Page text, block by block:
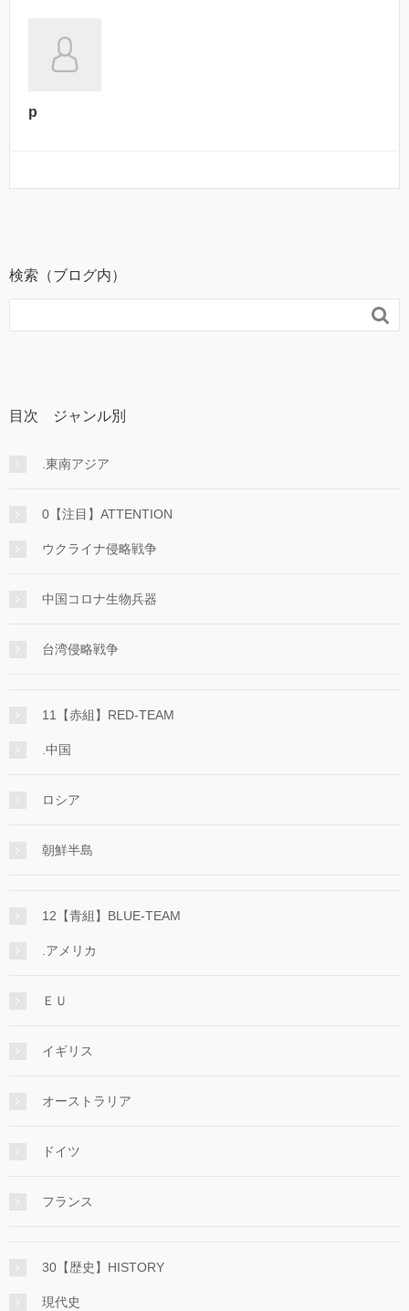
p
検索（ブログ内）

目次 ジャンル別
.東南アジア
0【注目】ATTENTION
ウクライナ侵略戦争
中国コロナ生物兵器
台湾侵略戦争
11【赤組】RED-TEAM
.中国
ロシア
朝鮮半島
12【青組】BLUE-TEAM
.アメリカ
ＥＵ
イギリス
オーストラリア
ドイツ
フランス
30【歴史】HISTORY
現代史